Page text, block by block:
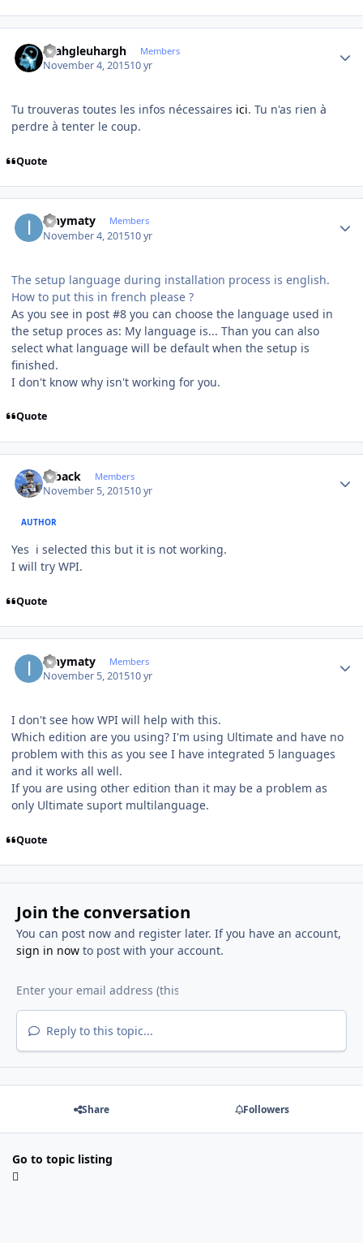
rhahgleuhargh Members
November 4, 201510 yr
Tu trouveras toutes les infos nécessaires ici. Tu n'as rien à
perdre à tenter le coup.
Quote
ianymaty Members
November 4, 201510 yr
The setup language during installation process is english.
How to put this in french please ?
As you see in post #8 you can choose the language used in
the setup proces as: My language is... Than you can also
select what language will be default when the setup is
finished.
I don't know why isn't working for you.
Quote
ryback Members
November 5, 201510 yr
AUTHOR
Yes i selected this but it is not working.
I will try WPI.
Quote
ianymaty Members
November 5, 201510 yr
I don't see how WPI will help with this.
Which edition are you using? I'm using Ultimate and have no
problem with this as you see I have integrated 5 languages
and it works all well.
If you are using other edition than it may be a problem as
only Ultimate suport multilanguage.
Quote
Join the conversation
You can post now and register later. If you have an account,
sign in nowto post with your account.
Reply to this topic...
Share Followers
Go to topic listing